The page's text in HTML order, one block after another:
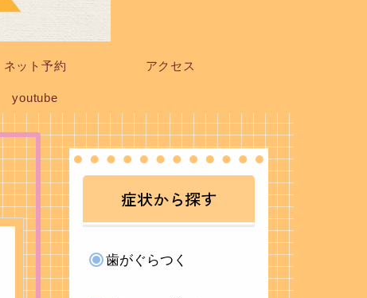
ネット予約 アクセス
youtube
症状から探す
歯がぐらつく